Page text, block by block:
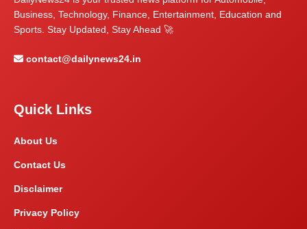
Business, Technology, Finance, Entertainment, Education and
Sports. Stay Updated, Stay Ahead 🚀
contact@dailynews24.in
Quick Links
About Us
Contact Us
Disclaimer
Privacy Policy